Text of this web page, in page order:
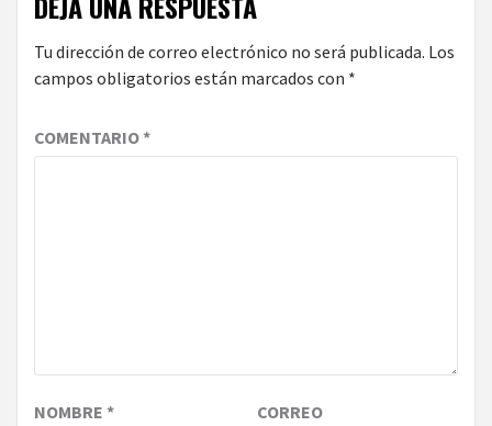
Tu dirección de correo electrónico no será publicada. Los
campos obligatorios están marcados con *
COMENTARIO*
NOMBRE *
CORREO